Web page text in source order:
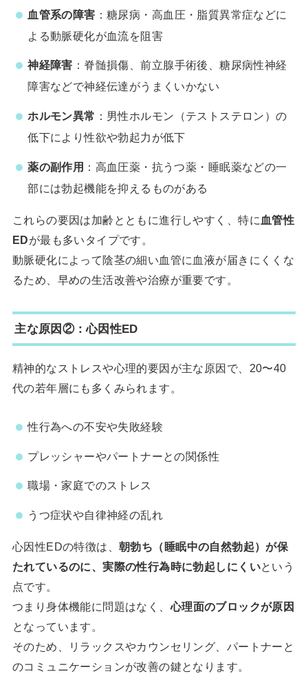
血管系の障害 ：糖尿病・高血圧・脂質異常症などに
よる動脈硬化が血流を阻害
神経障害 ：脊髄損傷、前立腺手術後、糖尿病性神経
障害などで神経伝達がうまくいかない
ホルモン異常 ：男性ホルモン（テストステロン）の
低下により性欲や勃起力が低下
薬の副作用 ：高血圧薬・抗うつ薬・睡眠薬などの一
部には勃起機能を抑えるものがある
これらの要因は加齢とともに進行しやすく、特に 血管性
EDが最も多いタイプです。
動脈硬化によって陰茎の細い血管に血液が届きにくくな
るため、早めの生活改善や治療が重要です。
主な原因②：心因性ED
精神的なストレスや心理的要因が主な原因で、20〜40
代の若年層にも多くみられます。
性行為への不安や失敗経験
プレッシャーやパートナーとの関係性
職場・家庭でのストレス
うつ症状や自律神経の乱れ
心因性EDの特徴は、朝勃ち（睡眠中の自然勃起）が保
たれているのに、実際の性行為時に勃起しにくいという
点です。
つまり身体機能に問題はなく、心理面のブロックが原因
となっています。
そのため、リラックスやカウンセリング、パートナーと
のコミュニケーションが改善の鍵となります。